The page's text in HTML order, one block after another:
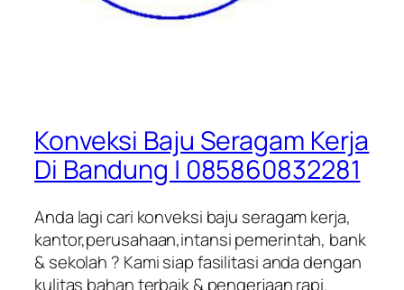
Konveksi Baju Seragam Kerja
Di Bandung | 085860832281
Anda lagi cari konveksi baju seragam kerja,
kantor,perusahaan,intansi pemerintah, bank
& sekolah ? Kami siap fasilitasi anda dengan
kulitas bahan terbaik & pengerjaan rapi.